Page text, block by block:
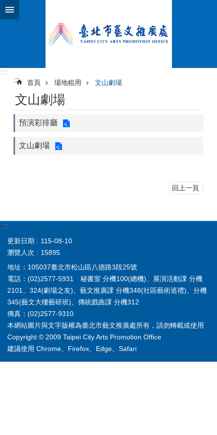
跳到主要內容區塊
:::
:::
首頁 場地租用 文山劇場
文山劇場
預演彩排廳
文山劇場
回上一頁
:::
更新日期
115-08-10
瀏覽人次
15895
地址：105037臺北市松山區八德路3段25號
電話：(02)2577-5931 秘書室 分機100(總機)、展演活動課 分機
2101、324(劇場之友)、藝文推廣課 分機348(社區藝術巡禮)、分機
345(藝文大樓藝研班)、傳統戲曲課 分機312
傳真：(02)2577-9310
本網站圖片與文字版權為臺北市藝文推廣處所有，請勿轉載或使用
Copyright © 2009 Taipei City Arts Promotion Office
建議使用 Chrome、Firefox、Edge、Safari